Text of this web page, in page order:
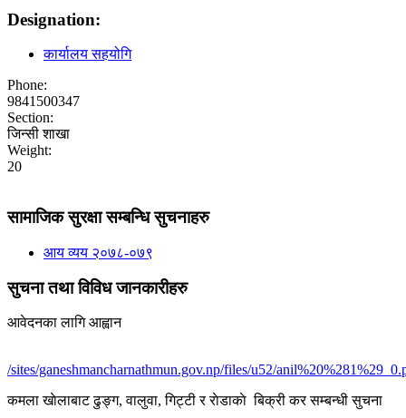
Designation:
कार्यालय सहयोगि
Phone:
9841500347
Section:
जिन्सी शाखा
Weight:
20
सामाजिक सुरक्षा सम्बन्धि सुचनाहरु
आय व्यय २०७८-०७९
सुचना तथा विविध जानकारीहरु
आवेदनका लागि आह्वान
/sites/ganeshmancharnathmun.gov.np/files/u52/
कमला खाेलाबाट ढु‌ङ्ग, वालुवा, गिट्टी र राेडाकाे बिक्री कर सम्बन्धी सुचना